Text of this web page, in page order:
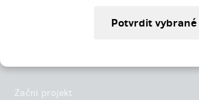
Začni projekt